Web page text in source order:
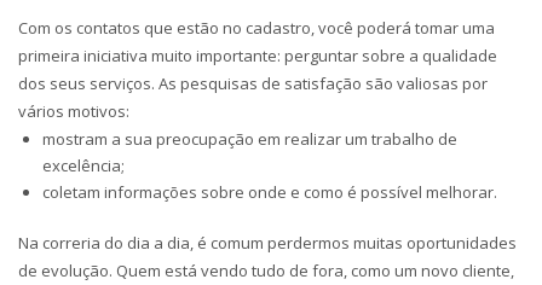
Com os contatos que estão no cadastro, você poderá tomar uma
primeira iniciativa muito importante: perguntar sobre a qualidade
dos seus serviços. As pesquisas de satisfação são valiosas por
vários motivos:
mostram a sua preocupação em realizar um trabalho de
excelência;
coletam informações sobre onde e como é possível melhorar.
Na correria do dia a dia, é comum perdermos muitas oportunidades
de evolução. Quem está vendo tudo de fora, como um novo cliente,